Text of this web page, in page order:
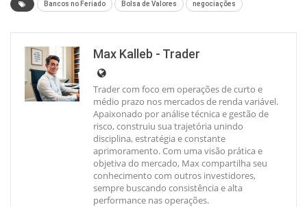
Bancos no Feriado Bolsa de Valores negociações
Max Kalleb - Trader
Trader com foco em operações de curto e
médio prazo nos mercados de renda variável.
Apaixonado por análise técnica e gestão de
risco, construiu sua trajetória unindo
disciplina, estratégia e constante
aprimoramento. Com uma visão prática e
objetiva do mercado, Max compartilha seu
conhecimento com outros investidores,
sempre buscando consistência e alta
performance nas operações.